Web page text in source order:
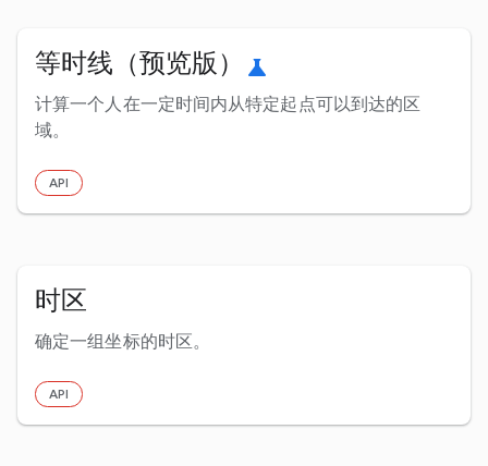
等时线（预览版） science
计算一个人在一定时间内从特定起点可以到达的区
域。
API
时区
确定一组坐标的时区。
API